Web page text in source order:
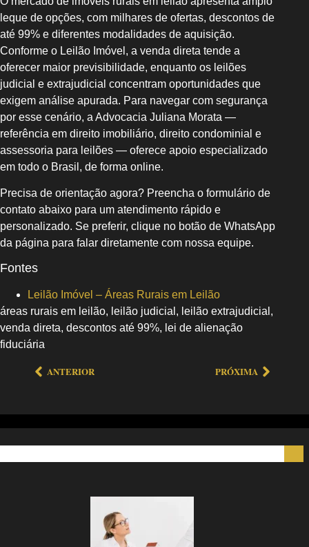
leque de opções, com milhares de ofertas, descontos de
até 99% e diferentes modalidades de aquisição.
Conforme o Leilão Imóvel, a venda direta tende a
oferecer maior previsibilidade, enquanto os leilões
judicial e extrajudicial concentram oportunidades que
exigem análise apurada. Para navegar com segurança
por esse cenário, a Advocacia Juliana Morata —
referência em direito imobiliário, direito condominial e
assessoria para leilões — oferece apoio especializado
em todo o Brasil, de forma online.
Precisa de orientação agora? Preencha o formulário de
contato abaixo para um atendimento rápido e
personalizado. Se preferir, clique no botão de WhatsApp
da página para falar diretamente com nossa equipe.
Fontes
Leilão Imóvel – Áreas Rurais em Leilão
áreas rurais em leilão, leilão judicial, leilão extrajudicial,
venda direta, descontos até 99%, lei de alienação
fiduciária
ANTERIOR PRÓXIMA